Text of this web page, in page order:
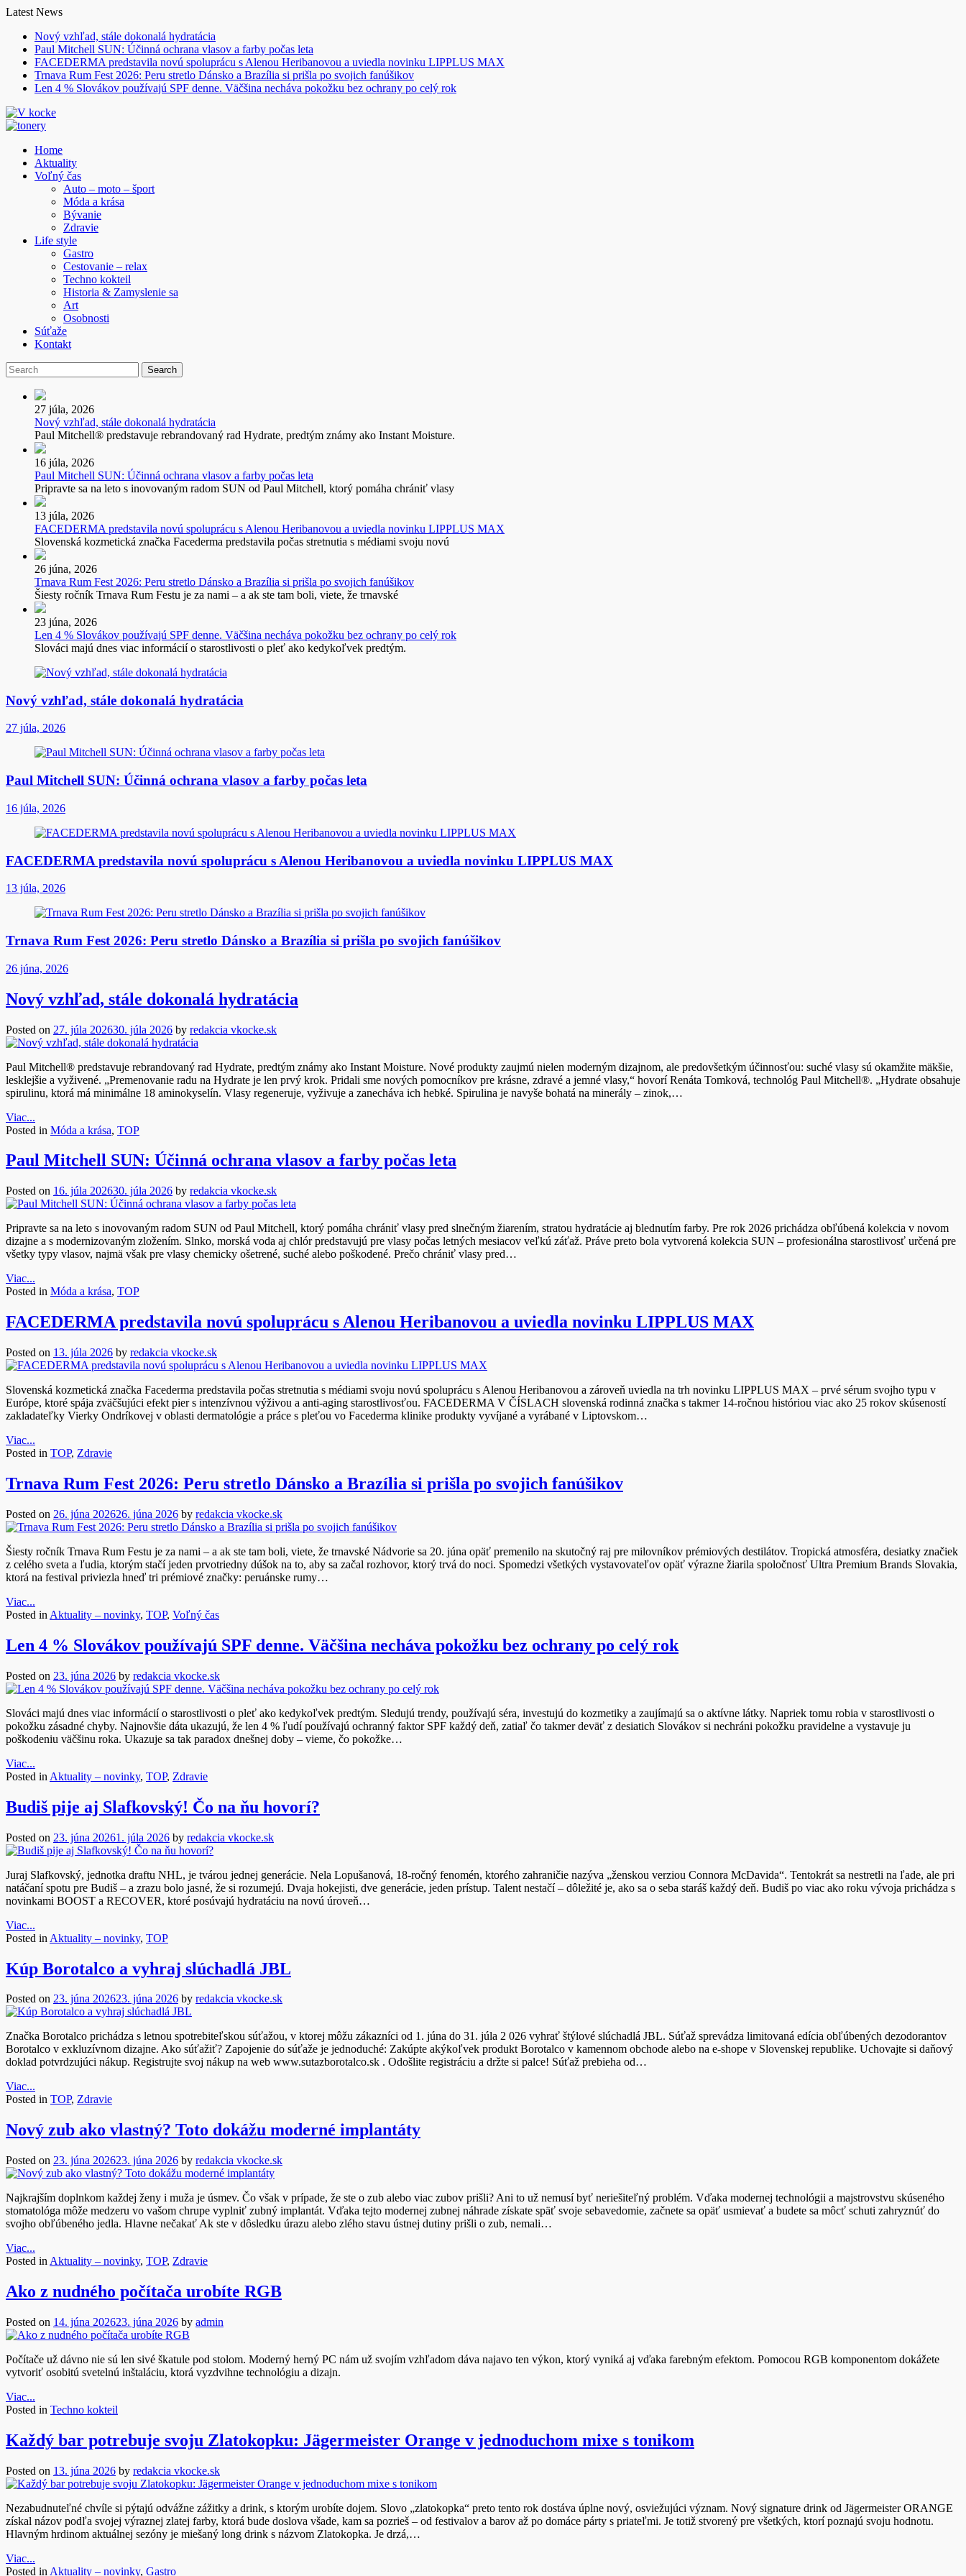
Skip
content
Latest News
Nový vzhľad, stále dokonalá hydratácia
Paul Mitchell SUN: Účinná ochrana vlasov a farby počas leta
FACEDERMA predstavila novú spoluprácu s Alenou Heribanovou a uviedla novinku LIPPLUS MAX
Trnava Rum Fest 2026: Peru stretlo Dánsko a Brazília si prišla po svojich fanúšikov
Len 4 % Slovákov používajú SPF denne. Väčšina necháva pokožku bez ochrany po celý rok
Home
Aktuality
Voľný čas
Auto – moto – šport
Móda a krása
Bývanie
Zdravie
Life style
Gastro
Cestovanie – relax
Techno kokteil
Historia & Zamyslenie sa
Art
Osobnosti
Súťaže
Kontakt
27 júla, 2026
Nový vzhľad, stále dokonalá hydratácia
Paul Mitchell® predstavuje rebrandovaný rad Hydrate, predtým známy ako Instant Moisture.
16 júla, 2026
Paul Mitchell SUN: Účinná ochrana vlasov a farby počas leta
Pripravte sa na leto s inovovaným radom SUN od Paul Mitchell, ktorý pomáha chrániť vlasy
13 júla, 2026
FACEDERMA predstavila novú spoluprácu s Alenou Heribanovou a uviedla novinku LIPPLUS MAX
Slovenská kozmetická značka Facederma predstavila počas stretnutia s médiami svoju novú
26 júna, 2026
Trnava Rum Fest 2026: Peru stretlo Dánsko a Brazília si prišla po svojich fanúšikov
Šiesty ročník Trnava Rum Festu je za nami – a ak ste tam boli, viete, že trnavské
23 júna, 2026
Len 4 % Slovákov používajú SPF denne. Väčšina necháva pokožku bez ochrany po celý rok
Slováci majú dnes viac informácií o starostlivosti o pleť ako kedykoľvek predtým.
Nový vzhľad, stále dokonalá hydratácia
27 júla, 2026
Paul Mitchell SUN: Účinná ochrana vlasov a farby počas leta
16 júla, 2026
FACEDERMA predstavila novú spoluprácu s Alenou Heribanovou a uviedla novinku LIPPLUS MAX
13 júla, 2026
Trnava Rum Fest 2026: Peru stretlo Dánsko a Brazília si prišla po svojich fanúšikov
26 júna, 2026
Nový vzhľad, stále dokonalá hydratácia
Posted on 27. júla 202630. júla 2026 by redakcia vkocke.sk
Paul Mitchell® predstavuje rebrandovaný rad Hydrate, predtým známy ako Instant Moisture. Nové produkty zaujmú nielen moderným dizajnom, ale predovšetkým účinnosťou: suché vlasy sú okamžite mäkšie,
lesklejšie a vyživené. „Premenovanie radu na Hydrate je len prvý krok. Pridali sme nových pomocníkov pre krásne, zdravé a jemné vlasy,“ hovorí Renáta Tomková, technológ Paul Mitchell®. „Hydrate obsahuje
spirulinu, ktorá má minimálne 18 aminokyselín. Vlasy regeneruje, vyživuje a zanecháva ich hebké. Spirulina je navyše bohatá na minerály – zinok,…
Viac...
Posted in Móda a krása, TOP
Paul Mitchell SUN: Účinná ochrana vlasov a farby počas leta
Posted on 16. júla 202630. júla 2026 by redakcia vkocke.sk
Pripravte sa na leto s inovovaným radom SUN od Paul Mitchell, ktorý pomáha chrániť vlasy pred slnečným žiarením, stratou hydratácie aj blednutím farby. Pre rok 2026 prichádza obľúbená kolekcia v novom
dizajne a s modernizovaným zložením. Slnko, morská voda aj chlór predstavujú pre vlasy počas letných mesiacov veľkú záťaž. Práve preto bola vytvorená kolekcia SUN – profesionálna starostlivosť určená pre
všetky typy vlasov, najmä však pre vlasy chemicky ošetrené, suché alebo poškodené. Prečo chrániť vlasy pred…
Viac...
Posted in Móda a krása, TOP
FACEDERMA predstavila novú spoluprácu s Alenou Heribanovou a uviedla novinku LIPPLUS MAX
Posted on 13. júla 2026 by redakcia vkocke.sk
Slovenská kozmetická značka Facederma predstavila počas stretnutia s médiami svoju novú spoluprácu s Alenou Heribanovou a zároveň uviedla na trh novinku LIPPLUS MAX – prvé sérum svojho typu v
Európe, ktoré spája zväčšujúci efekt pier s intenzívnou výživou a anti-aging starostlivosťou. FACEDERMA V ČÍSLACH slovenská rodinná značka s takmer 14-ročnou históriou viac ako 25 rokov skúseností
zakladateľky Vierky Ondríkovej v oblasti dermatológie a práce s pleťou vo Facederma klinike produkty vyvíjané a vyrábané v Liptovskom…
Viac...
Posted in TOP, Zdravie
Trnava Rum Fest 2026: Peru stretlo Dánsko a Brazília si prišla po svojich fanúšikov
Posted on 26. júna 202626. júna 2026 by redakcia vkocke.sk
Šiesty ročník Trnava Rum Festu je za nami – a ak ste tam boli, viete, že trnavské Nádvorie sa 20. júna opäť premenilo na skutočný raj pre milovníkov prémiových destilátov. Tropická atmosféra, desiatky značiek
z celého sveta a ľudia, ktorým stačí jeden prvotriedny dúšok na to, aby sa začal rozhovor, ktorý trvá do noci. Spomedzi všetkých vystavovateľov opäť výrazne žiarila spoločnosť Ultra Premium Brands Slovakia,
ktorá na festival priviezla hneď tri prémiové značky: peruánske rumy…
Viac...
Posted in Aktuality – novinky, TOP, Voľný čas
Len 4 % Slovákov používajú SPF denne. Väčšina necháva pokožku bez ochrany po celý rok
Posted on 23. júna 2026 by redakcia vkocke.sk
Slováci majú dnes viac informácií o starostlivosti o pleť ako kedykoľvek predtým. Sledujú trendy, používajú séra, investujú do kozmetiky a zaujímajú sa o aktívne látky. Napriek tomu robia v starostlivosti o
pokožku zásadné chyby. Najnovšie dáta ukazujú, že len 4 % ľudí používajú ochranný faktor SPF každý deň, zatiaľ čo takmer deväť z desiatich Slovákov si nechráni pokožku pravidelne a vystavuje ju
poškodeniu väčšinu roka. Ukazuje sa tak paradox dnešnej doby – vieme, čo pokožke…
Viac...
Posted in Aktuality – novinky, TOP, Zdravie
Budiš pije aj Slafkovský! Čo na ňu hovorí?
Posted on 23. júna 20261. júla 2026 by redakcia vkocke.sk
Juraj Slafkovský, jednotka draftu NHL, je tvárou jednej generácie. Nela Lopušanová, 18-ročný fenomén, ktorého zahraničie nazýva „ženskou verziou Connora McDavida“. Tentokrát sa nestretli na ľade, ale pri
natáčaní spotu pre Budiš – a zrazu bolo jasné, že si rozumejú. Dvaja hokejisti, dve generácie, jeden prístup. Talent nestačí – dôležité je, ako sa o seba staráš každý deň. Budiš po viac ako roku vývoja prichádza s
novinkami BOOST a RECOVER, ktoré posúvajú hydratáciu na novú úroveň…
Viac...
Posted in Aktuality – novinky, TOP
Kúp Borotalco a vyhraj slúchadlá JBL
Posted on 23. júna 202623. júna 2026 by redakcia vkocke.sk
Značka Borotalco prichádza s letnou spotrebiteľskou súťažou, v ktorej môžu zákazníci od 1. júna do 31. júla 2 026 vyhrať štýlové slúchadlá JBL. Súťaž sprevádza limitovaná edícia obľúbených dezodorantov
Borotalco v exkluzívnom dizajne. Ako súťažiť? Zapojenie do súťaže je jednoduché: Zakúpte akýkoľvek produkt Borotalco v kamennom obchode alebo na e-shope v Slovenskej republike. Uchovajte si daňový
doklad potvrdzujúci nákup. Registrujte svoj nákup na web www.sutazborotalco.sk . Odošlite registráciu a držte si palce! Súťaž prebieha od…
Viac...
Posted in TOP, Zdravie
Nový zub ako vlastný? Toto dokážu moderné implantáty
Posted on 23. júna 202623. júna 2026 by redakcia vkocke.sk
Najkrajším doplnkom každej ženy i muža je úsmev. Čo však v prípade, že ste o zub alebo viac zubov prišli? Ani to už nemusí byť neriešiteľný problém. Vďaka modernej technológii a majstrovstvu skúseného
stomatológa môže medzeru vo vašom chrupe vyplniť zubný implantát. Vďaka tejto modernej zubnej náhrade získate späť svoje sebavedomie, začnete sa opäť usmievať a budete sa môcť schuti zahryznúť do
svojho obľúbeného jedla. Hlavne nečakať Ak ste v dôsledku úrazu alebo zlého stavu ústnej dutiny prišli o zub, nemali…
Viac...
Posted in Aktuality – novinky, TOP, Zdravie
Ako z nudného počítača urobíte RGB
Posted on 14. júna 202623. júna 2026 by admin
Počítače už dávno nie sú len sivé škatule pod stolom. Moderný herný PC nám už svojím vzhľadom dáva najavo ten výkon, ktorý vyniká aj vďaka farebným efektom. Pomocou RGB komponentom dokážete
vytvoriť osobitú svetelnú inštaláciu, ktorá vyzdvihne technológiu a dizajn.
Viac...
Posted in Techno kokteil
Každý bar potrebuje svoju Zlatokopku: Jägermeister Orange v jednoduchom mixe s tonikom
Posted on 13. júna 2026 by redakcia vkocke.sk
Nezabudnuteľné chvíle si pýtajú odvážne zážitky a drink, s ktorým urobíte dojem. Slovo „zlatokopka“ preto tento rok dostáva úplne nový, osviežujúci význam. Nový signature drink od Jägermeister ORANGE
získal názov podľa svojej výraznej zlatej farby, ktorá bude doslova všade, kam sa pozrieš – od festivalov a barov až po domáce párty s priateľmi. Je totiž stvorený pre všetkých, ktorí poznajú svoju hodnotu.
Hlavným hrdinom aktuálnej sezóny je miešaný long drink s názvom Zlatokopka. Je drzá,…
Viac...
Posted in Aktuality – novinky, Gastro